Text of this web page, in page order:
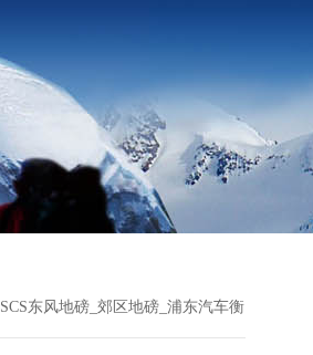
东风地磅_郊区地磅_浦东汽车衡